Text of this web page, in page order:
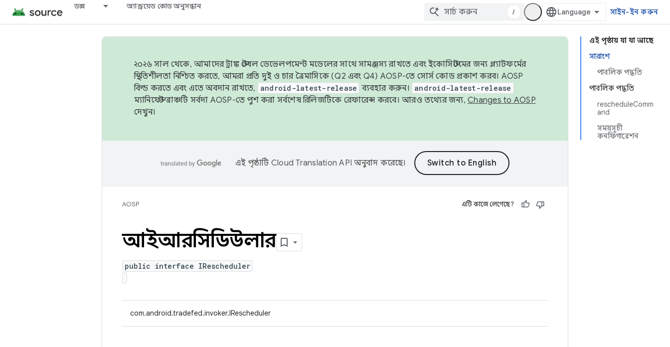
ডক্স অ্যান্ড্রয়েড কোড অনুসন্ধান
/ সাইন-ইন করুন
এই পৃষ্ঠায় যা যা আছে
সারাংশ
পাবলিক পদ্ধতি
পাবলিক পদ্ধতি
rescheduleComm
and
সময়সূচী
কনফিগারেশন
২০২৬ সাল থেকে, আমাদের ট্রাঙ্ক স্টেবল ডেভেলপমেন্ট মডেলের সাথে সামঞ্জস্য রাখতে এবং ইকোসিস্টেমের জন্য প্ল্যাটফর্মের
স্থিতিশীলতা নিশ্চিত করতে, আমরা প্রতি দুই ও চার ত্রৈমাসিকে (Q2 এবং Q4) AOSP-তে সোর্স কোড প্রকাশ করব। AOSP
বিল্ড করতে এবং এতে অবদান রাখতে,
android-latest-release ব্যবহার করুন। android-latest-release
ম্যানিফেস্ট ব্রাঞ্চটি সর্বদা AOSP-তে পুশ করা সর্বশেষ রিলিজটিকে রেফারেন্স করবে। আরও তথ্যের জন্য, Changes to AOSP
দেখুন।
এই পৃষ্ঠাটি Cloud Translation API অনুবাদ করেছে।
AOSP এটি কাজে লেগেছে?
আইআরসিডিউলার
public interface IRescheduler
com.android.tradefed.invoker.IRescheduler